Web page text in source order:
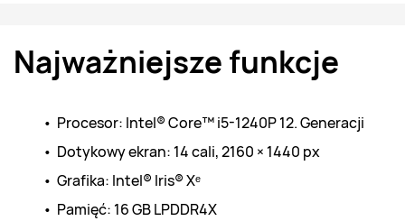
Najważniejsze funkcje
Procesor: Intel® Core™ i5-1240P 12. Generacji
Dotykowy ekran: 14 cali, 2160 × 1440 px
Grafika: Intel® Iris® Xᵉ
Pamięć: 16 GB LPDDR4X